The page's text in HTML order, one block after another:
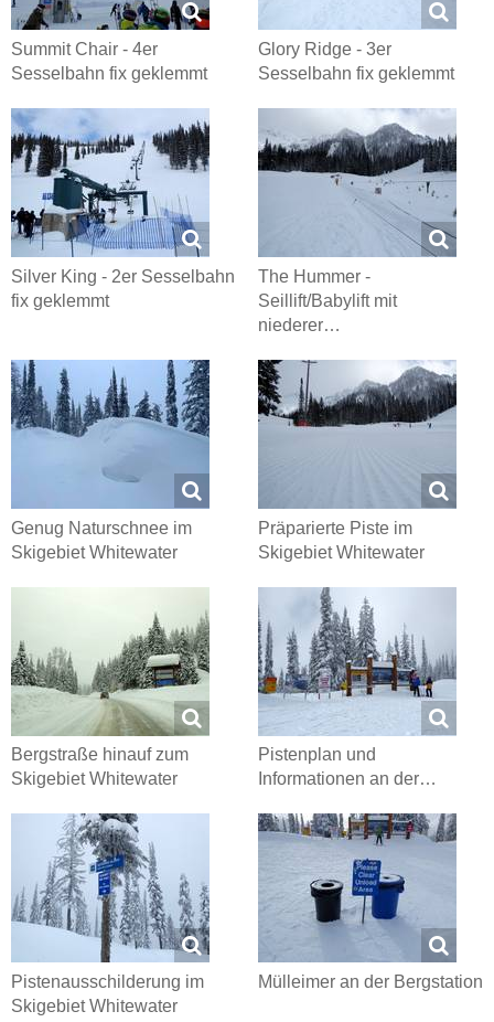
Summit Chair - 4er
Sesselbahn fix geklemmt
Glory Ridge - 3er
Sesselbahn fix geklemmt
Silver King - 2er Sesselbahn
fix geklemmt
The Hummer -
Seillift/Babylift mit
niederer…
Genug Naturschnee im
Skigebiet Whitewater
Präparierte Piste im
Skigebiet Whitewater
Bergstraße hinauf zum
Skigebiet Whitewater
Pistenplan und
Informationen an der…
Pistenausschilderung im
Skigebiet Whitewater
Mülleimer an der Bergstation